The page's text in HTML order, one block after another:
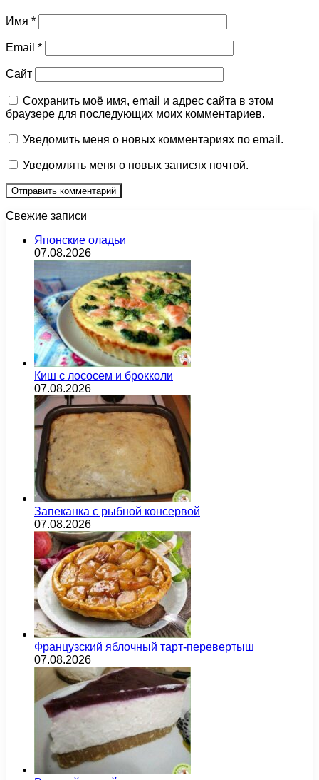
Имя *
Email *
Сайт
Сохранить моё имя, email и адрес сайта в этом
браузере для последующих моих комментариев.
Уведомить меня о новых комментариях по email.
Уведомлять меня о новых записях почтой.
Свежие записи
Японские оладьи
07.08.2026
Киш с лососем и брокколи
07.08.2026
Запеканка с рыбной консервой
07.08.2026
Французский яблочный тарт-перевертыш
07.08.2026